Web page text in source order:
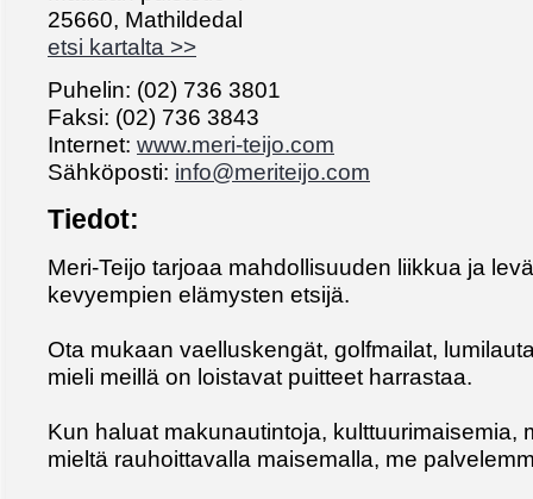
25660, Mathildedal
etsi kartalta >>
Puhelin: (02) 736 3801
Faksi: (02) 736 3843
Internet: www.meri-teijo.com
Sähköposti: info@meriteijo.com
Tiedot:
Meri-Teijo tarjoaa mahdollisuuden liikkua ja
kevyempien elämysten etsijä.
Ota mukaan vaelluskengät, golfmailat,
mieli meillä on loistavat puitteet harrastaa.
Kun haluat makunautintoja, kulttuurimaisemia,
mieltä rauhoittavalla maisemalla, me